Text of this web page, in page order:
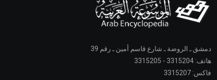
دمشق ـ الروضة ـ شارع قاسم أمين ـ رقم 39
هاتف: 3315204 - 3315205
فاكس: 3315207